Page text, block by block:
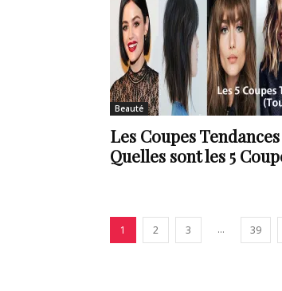
Beauté
Les Coupes
Quelles sont les 5
1 2 3 ... 39